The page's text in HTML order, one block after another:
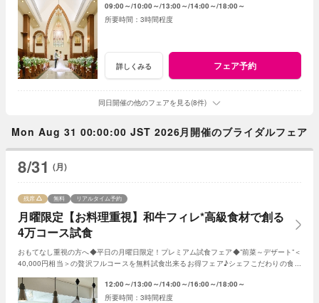
09:00～ 10:00～ 13:00～ 14:00～ 18:00～
3時間程度
詳しくみる フェア予約
同日開催の他のフェアを見る(8件)
Mon Aug 31 00:00:00 JST 2026月開催のブライダルフェア
8/31 (月)
月曜限定【お料理重視】和牛フィレ*高級食材で創る
4万コース試食
残席 無料 リアルタイム予約
おもてなし重視の方へ◆平日の月曜日限定！プレミアム試食フェア◆”前菜～デザート”＜
40,000円相当＞の贅沢フルコースを無料試食出来るお得フェア♪シェフこだわりの食材
12:00～ 13:00～ 14:00～ 16:00～ 18:00～
3時間程度